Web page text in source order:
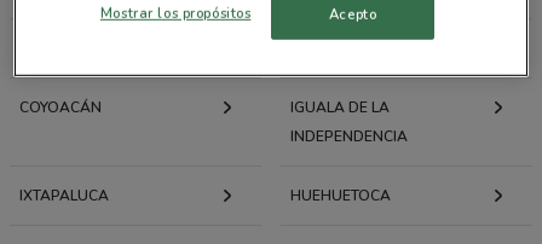
COYOACÁN
IGUALA DE LA
INDEPENDENCIA
IXTAPALUCA HUEHUETOCA
Mostrar los propósitos Acepto